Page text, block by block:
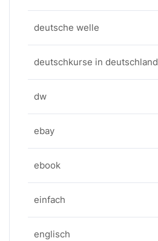
deutsche welle
deutschkurse in deutschland
dw
ebay
ebook
einfach
englisch